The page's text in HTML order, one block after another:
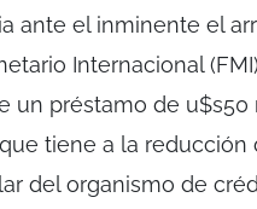
ante el inminente el
Internacional
un préstamo de
tiene a la
del organismo de